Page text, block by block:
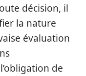
décision, il
la nature
évaluation
de